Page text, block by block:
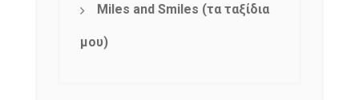
Miles and Smiles (τα ταξίδια
μου)